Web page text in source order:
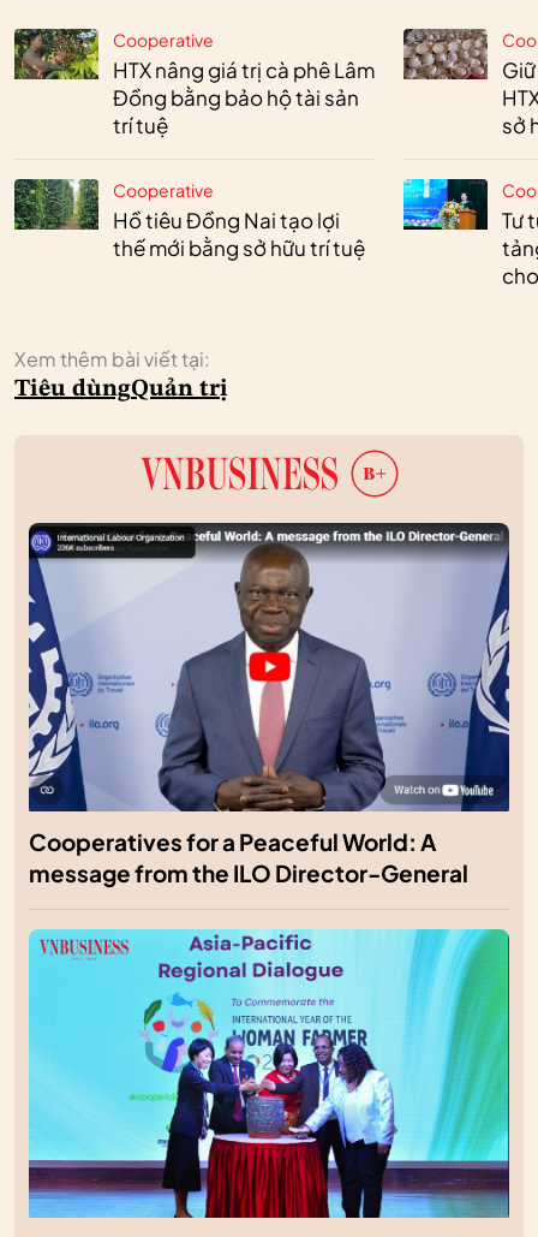
Cooperative
HTX nâng giá trị cà phê Lâm
Đồng bằng bảo hộ tài sản
trí tuệ
Cooperative
Hồ tiêu Đồng Nai tạo lợi
thế mới bằng sở hữu trí tuệ
sở
Tư
Xem thêm bài viết tại:
Tiêu dùngQuản trị
Cooperatives for a Peaceful World: A
message from the ILO Director-General